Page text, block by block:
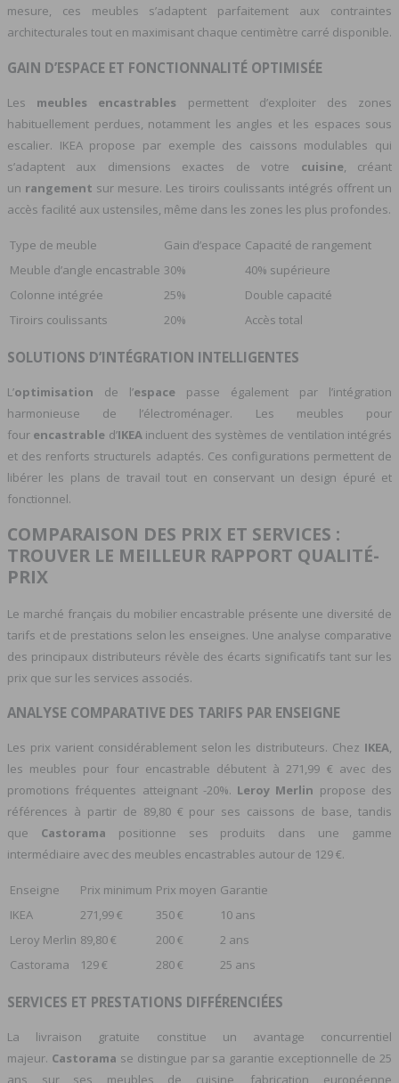
mesure, ces meubles s’adaptent parfaitement aux contraintes
architecturales tout en maximisant chaque centimètre carré disponible.
GAIN D’ESPACE ET FONCTIONNALITÉ OPTIMISÉE
Les meubles encastrables permettent d’exploiter des zones
habituellement perdues, notamment les angles et les espaces sous
escalier. IKEA propose par exemple des caissons modulables qui
s’adaptent aux dimensions exactes de votre cuisine, créant
un rangement sur mesure. Les tiroirs coulissants intégrés offrent un
accès facilité aux ustensiles, même dans les zones les plus profondes.
Type de meuble Gain d’espace Capacité de rangement
Meuble d’angle encastrable 30%
40% supérieure
Colonne intégrée
25%
Double capacité
Tiroirs coulissants
20% Accès total
SOLUTIONS D’INTÉGRATION INTELLIGENTES
L’optimisation de l’espace passe également par l’intégration
harmonieuse de l’électroménager. Les meubles pour
four encastrable d’IKEAincluent des systèmes de ventilation intégrés
et des renforts structurels adaptés. Ces configurations permettent de
libérer les plans de travail tout en conservant un design épuré et
fonctionnel.
COMPARAISON DES PRIX ET SERVICES :
TROUVER LE MEILLEUR RAPPORT QUALITÉ-
PRIX
Le marché français du mobilier encastrable présente une diversité de
tarifs et de prestations selon les enseignes. Une analyse comparative
des principaux distributeurs révèle des écarts significatifs tant sur les
prix que sur les services associés.
ANALYSE COMPARATIVE DES TARIFS PAR ENSEIGNE
Les prix varient considérablement selon les distributeurs. Chez IKEA,
les meubles pour four encastrable débutent à 271,99 € avec des
promotions fréquentes atteignant -20%. Leroy Merlin propose des
références à partir de 89,80 € pour ses caissons de base, tandis
que Castorama positionne ses produits dans une gamme
intermédiaire avec des meubles encastrables autour de 129 €.
Enseigne Prix minimum Prix moyen Garantie
IKEA
271,99 € 350 €
10 ans
Leroy Merlin 89,80 € 200 €
2 ans
Castorama
129 € 280 € 25 ans
SERVICES ET PRESTATIONS DIFFÉRENCIÉES
La livraison gratuite constitue un avantage concurrentiel
majeur. Castorama se distingue par sa garantie exceptionnelle de 25
ans sur ses meubles de cuisine, fabrication européenne